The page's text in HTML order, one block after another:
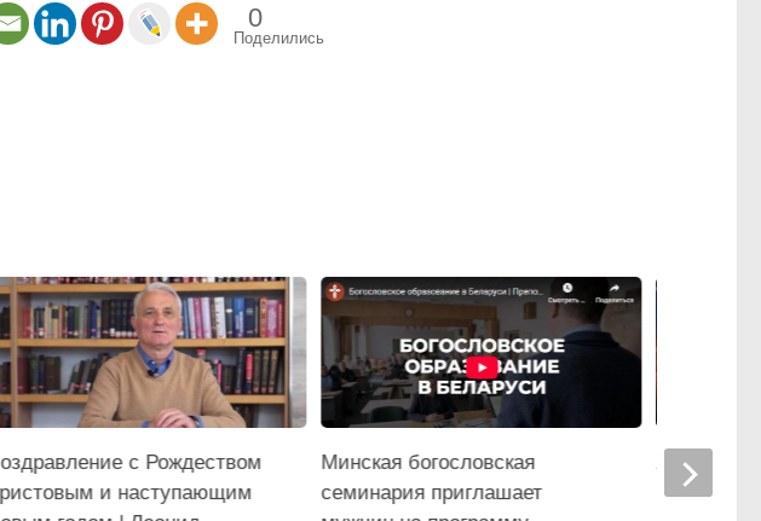
0
Поделились
с Рождеством
и наступающим
Минская богословская
семинария приглашает
Христос
воскрес!